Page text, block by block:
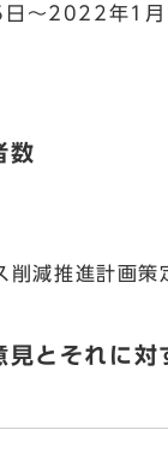
～2022年1月
数
削減推進計画策
見とそれに対